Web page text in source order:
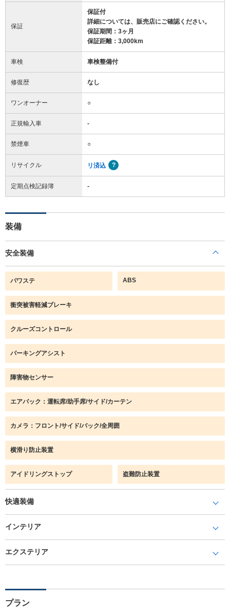
保証
保証付
詳細については、販売店にご確認ください。
保証期間：3ヶ月
保証距離：3,000km
車検 車検整備付
修復歴 なし
ワンオーナー ○
正規輸入車 -
禁煙車 ○
リサイクル リ済込
定期点検記録簿 -
装備
安全装備
パワステ ABS
衝突被害軽減ブレーキ
クルーズコントロール
パーキングアシスト
障害物センサー
エアバック：運転席/助手席/サイド/カーテン
カメラ：フロント/サイド/バック/全周囲
横滑り防止装置
アイドリングストップ 盗難防止装置
快適装備
インテリア
エクステリア
プラン